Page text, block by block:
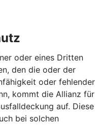
oder eines Dritten
den die oder der
oder fehlender
kommt die Allianz für
auf. Diese
bei solchen